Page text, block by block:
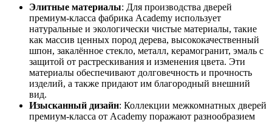
Элитные материалы: Для производства дверей
премиум-класса фабрика Academy использует
натуральные и экологически чистые материалы, такие
как массив ценных пород дерева, высококачественный
шпон, закалённое стекло, металл, керамогранит, эмаль с
защитой от растрескивания и изменения цвета. Эти
материалы обеспечивают долговечность и прочность
изделий, а также придают им благородный внешний
вид.
Изысканный дизайн: Коллекции межкомнатных дверей
премиум-класса от Academy поражают разнообразием